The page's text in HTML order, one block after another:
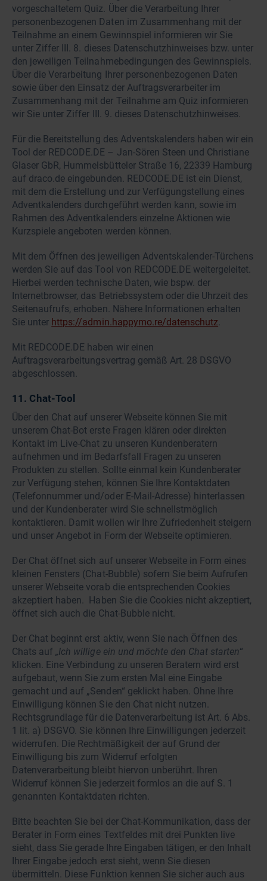
vorgeschaltetem Quiz. Über die Verarbeitung Ihrer
personenbezogenen Daten im Zusammenhang mit der
Teilnahme an einem Gewinnspiel informieren wir Sie
unter Ziffer III. 8. dieses Datenschutzhinweises bzw. unter
den jeweiligen Teilnahmebedingungen des Gewinnspiels.
Über die Verarbeitung Ihrer personenbezogenen Daten
sowie über den Einsatz der Auftragsverarbeiter im
Zusammenhang mit der Teilnahme am Quiz informieren
wir Sie unter Ziffer III. 9. dieses Datenschutzhinweises.
Für die Bereitstellung des Adventskalenders haben wir ein
Tool der REDCODE.DE – Jan-Sören Steen und Christiane
Glaser GbR, Hummelsbütteler Straße 16, 22339 Hamburg
auf draco.de eingebunden. REDCODE.DE ist ein Dienst,
mit dem die Erstellung und zur Verfügungstellung eines
Adventkalenders durchgeführt werden kann, sowie im
Rahmen des Adventkalenders einzelne Aktionen wie
Kurzspiele angeboten werden können.
Mit dem Öffnen des jeweiligen Adventskalender-Türchens
werden Sie auf das Tool von REDCODE.DE weitergeleitet.
Hierbei werden technische Daten, wie bspw. der
Internetbrowser, das Betriebssystem oder die Uhrzeit des
Seitenaufrufs, erhoben. Nähere Informationen erhalten
Sie unter https://admin.happymo.re/datenschutz.
Mit REDCODE.DE haben wir einen
Auftragsverarbeitungsvertrag gemäß Art. 28 DSGVO
abgeschlossen.
11. Chat-Tool
Über den Chat auf unserer Webseite können Sie mit
unserem Chat-Bot erste Fragen klären oder direkten
Kontakt im Live-Chat zu unseren Kundenberatern
aufnehmen und im Bedarfsfall Fragen zu unseren
Produkten zu stellen. Sollte einmal kein Kundenberater
zur Verfügung stehen, können Sie Ihre Kontaktdaten
(Telefonnummer und/oder E-Mail-Adresse) hinterlassen
und der Kundenberater wird Sie schnellstmöglich
kontaktieren. Damit wollen wir Ihre Zufriedenheit steigern
und unser Angebot in Form der Webseite optimieren.
Der Chat öffnet sich auf unserer Webseite in Form eines
kleinen Fensters (Chat-Bubble) sofern Sie beim Aufrufen
unserer Webseite vorab die entsprechenden Cookies
akzeptiert haben. Haben Sie die Cookies nicht akzeptiert,
öffnet sich auch die Chat-Bubble nicht.
Der Chat beginnt erst aktiv, wenn Sie nach Öffnen des
Chats auf„Ich willige ein und möchte den Chat starten“
klicken. Eine Verbindung zu unseren Beratern wird erst
aufgebaut, wenn Sie zum ersten Mal eine Eingabe
gemacht und auf „Senden“ geklickt haben. Ohne Ihre
Einwilligung können Sie den Chat nicht nutzen.
Rechtsgrundlage für die Datenverarbeitung ist Art. 6 Abs.
1 lit. a) DSGVO. Sie können Ihre Einwilligungen jederzeit
widerrufen. Die Rechtmäßigkeit der auf Grund der
Einwilligung bis zum Widerruf erfolgten
Datenverarbeitung bleibt hiervon unberührt. Ihren
Widerruf können Sie jederzeit formlos an die auf S. 1
genannten Kontaktdaten richten.
Bitte beachten Sie bei der Chat-Kommunikation, dass der
Berater in Form eines Textfeldes mit drei Punkten live
sieht, dass Sie gerade Ihre Eingaben tätigen, er den Inhalt
Ihrer Eingabe jedoch erst sieht, wenn Sie diesen
übermitteln. Diese Funktion kennen Sie sicher auch aus